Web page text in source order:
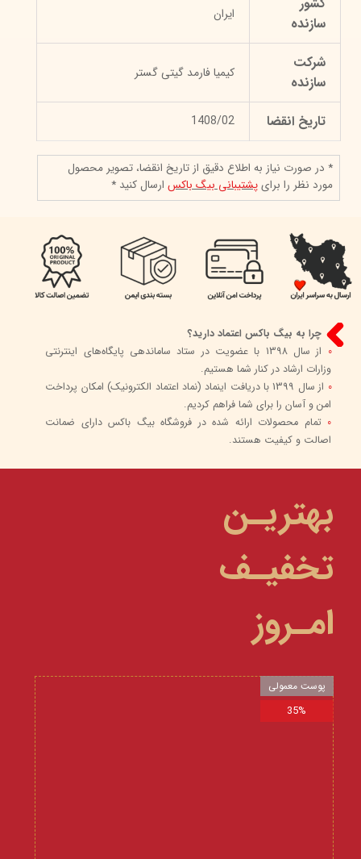
سازنده
ایران
شرکت
سازنده
کیمیا فارمد گیتی گستر
تاریخ انقضا 1408/02
* در صورت نیاز به اطلاع دقیق از تاریخ انقضا، تصویر محصول
مورد نظر را برایپشتیبانی بیگ باکسارسال کنید *
چرا به بیگ باکس اعتماد دارید؟
0
از سال 1398 با عضویت در ستاد ساماندهی پایگاه‌های اینترنتی
وزارات ارشاد در کنار شما هستیم.
0
از سال 1399 با دریافت اینماد (نماد اعتماد الکترونیک) امکان پرداخت
امن و آسان را برای شما فراهم کردیم.
0 تمام محصولات ارائه شده در فروشگاه بیگ باکس دارای ضمانت
اصالت و کیفیت هستند.
بهتریـن
تخفیـف
امـروز
پوست معمولی
35%